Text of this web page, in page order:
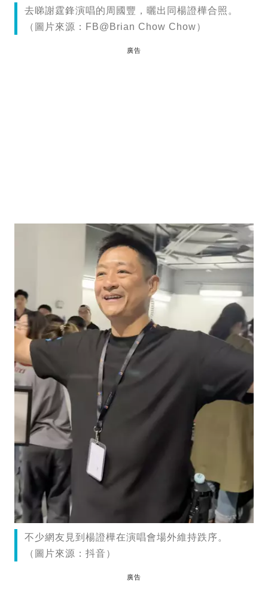
去睇謝霆鋒演唱的周國豐，曬出同楊證樺合照。
（圖片來源：FB@Brian Chow Chow）
廣告
不少網友見到楊證樺在演唱會場外維持跌序。
（圖片來源：抖音）
廣告